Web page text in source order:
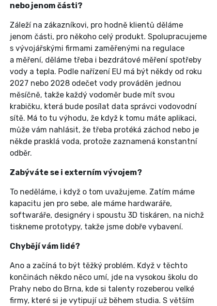
nebo jenom části?
Záleží na zákazníkovi, pro hodně klientů děláme
jenom části, pro někoho celý produkt. Spolupracujeme
s vývojářskými firmami zaměřenými na regulace
a měření, děláme třeba i bezdrátové měření spotřeby
vody a tepla. Podle nařízení EU má být někdy od roku
2027 nebo 2028 odečet vody prováděn jednou
měsíčně, takže každý vodoměr bude mít svou
krabičku, která bude posílat data správci vodovodní
sítě. Má to tu výhodu, že když k tomu máte aplikaci,
může vám nahlásit, že třeba protéká záchod nebo je
někde prasklá voda, protože zaznamená konstantní
odběr.
Zabýváte se i externím vývojem?
To neděláme, i když o tom uvažujeme. Zatím máme
kapacitu jen pro sebe, ale máme hardwaráře,
softwaráře, designéry i spoustu 3D tiskáren, na nichž
tiskneme prototypy, takže jsme dobře vybavení.
Chybějí vám lidé?
Ano a začíná to být těžký problém. Když v těchto
končinách někdo něco umí, jde na vysokou školu do
Prahy nebo do Brna, kde si talenty rozeberou velké
firmy, které si je vytipují už během studia. S větším